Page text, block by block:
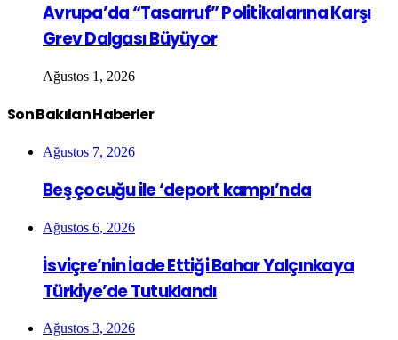
Avrupa’da “Tasarruf” Politikalarına Karşı
Grev Dalgası Büyüyor
Ağustos 1, 2026
Son Bakılan Haberler
Ağustos 7, 2026
Beş çocuğu ile ‘deport kampı’nda
Ağustos 6, 2026
İsviçre’nin İade Ettiği Bahar Yalçınkaya
Türkiye’de Tutuklandı
Ağustos 3, 2026